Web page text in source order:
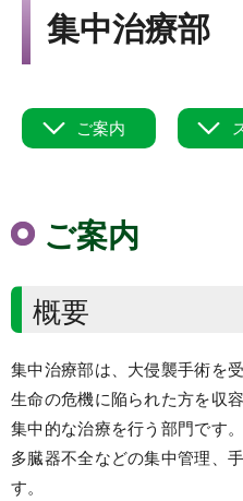
文字サ
集中治療部
ご案内
ご案内
概要
集中治療部は、大侵襲手術を
生命の危機に陥られた方を収
集中的な治療を行う部門です
多臓器不全などの集中管理、
す。